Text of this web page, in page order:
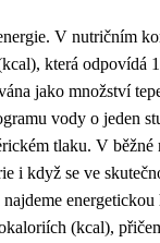
V nutričním
která odpovídá
jako množství
vody o jeden
tlaku. V běžné
i když se ve
(kcal),